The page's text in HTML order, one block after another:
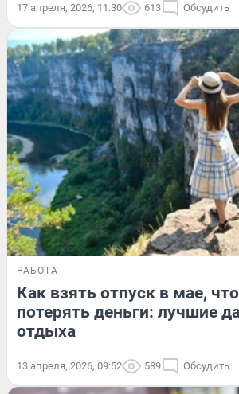
17 апреля, 2026, 11:30 613 Обсудить
РАБОТА
Как взять отпуск в мае,
потерять деньги: лучшие
отдыха
13 апреля, 2026, 09:52 589 Обсудить